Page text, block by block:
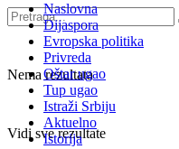
Nema rezultata
Vidi sve rezultate
Naslovna
Dijaspora
Evropska politika
Privreda
Oštar ugao
Tup ugao
Istraži Srbiju
Aktuelno
Istorija